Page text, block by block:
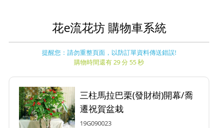
花e流花坊 購物車系統
提醒您：請勿重整頁面，以防訂單資料傳送錯誤!
購物時間還有 29 分 55 秒
三柱馬拉巴栗(發財樹)開幕/喬
遷祝賀盆栽
19G090023